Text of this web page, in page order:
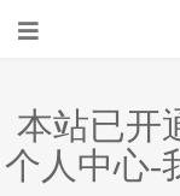
本站已开
个人中心-